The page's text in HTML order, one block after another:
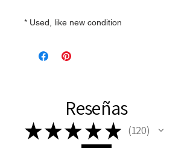
* Used, like new condition
Reseñas
★★★ ★ ★ 120
120